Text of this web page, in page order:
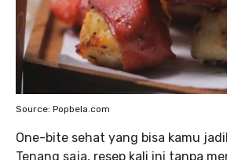
Source: Popbela.com
One-bite sehat yang bisa kamu
Tenang saja, resep kali ini tanpa